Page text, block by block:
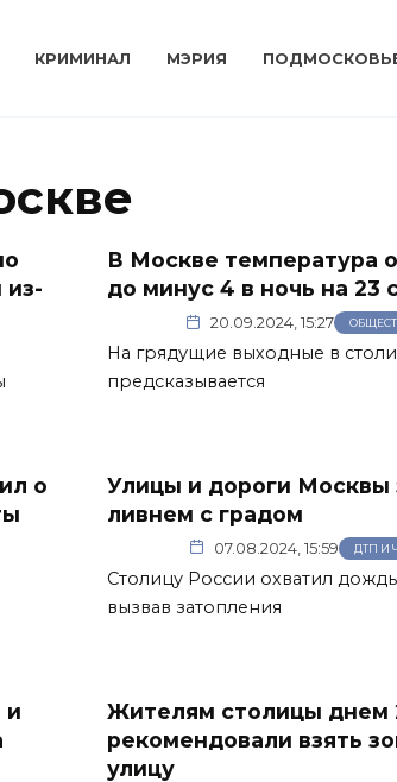
КРИМИНАЛ МЭРИЯ
из-
В Москве температура
до минус 4 в ночь на 23
20.09.2024, 15:27
На грядущие выходные в
предсказывается
о
Улицы и дороги Москвы
ливнем с градом
07.08.2024, 15:59 ДТП И
Столицу России охватил
вызвав затопления
и
Жителям столицы днем
рекомендовали взять
улицу